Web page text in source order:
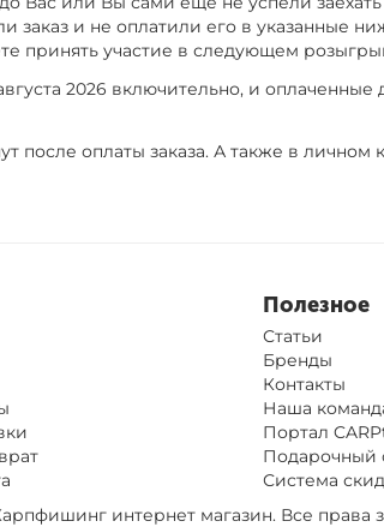
и не оплатили его в указанные
принять участие в следующем
2026 включительно, и оплаченные
после оплаты заказа. А также в личном
Полезное
Статьи
Бренды
Контакты
Наша
Портал
Подарочный
Система
интернет магазин. Все